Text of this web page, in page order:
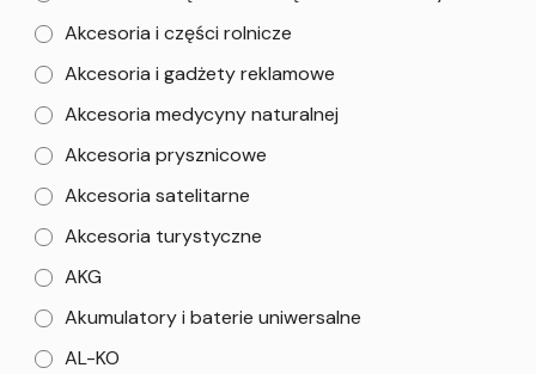
Akcesoria i części rolnicze
Akcesoria i gadżety reklamowe
Akcesoria medycyny naturalnej
Akcesoria prysznicowe
Akcesoria satelitarne
Akcesoria turystyczne
AKG
Akumulatory i baterie uniwersalne
AL-KO